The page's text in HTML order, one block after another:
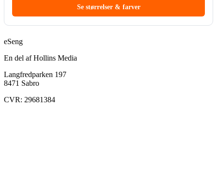
Se størrelser & farver
eSeng
En del af Hollins Media
Langfredparken 197
8471 Sabro
CVR: 29681384